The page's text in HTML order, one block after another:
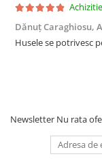
Dănuț Caraghiosu,
Husele se potrivesc
Newsletter Nu rata